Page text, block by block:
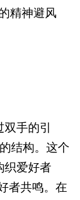
精神避风
手的引
结构。这个
织爱好者
者共鸣。在